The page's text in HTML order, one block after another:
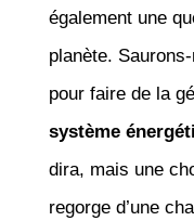
également une
planète.
pour faire de la
système
dira, mais une
regorge d’une